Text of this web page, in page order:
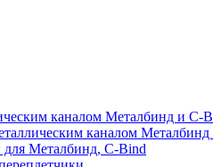
каналом Металбинд и C-
каналом
для Металбинд, C-Bind